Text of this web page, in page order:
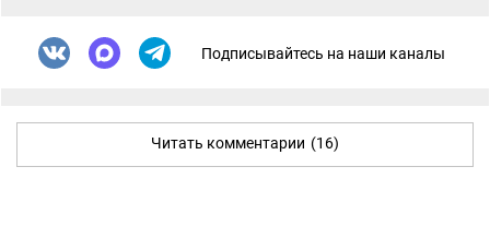
Подписывайтесь на наши каналы
Читать комментарии (16)